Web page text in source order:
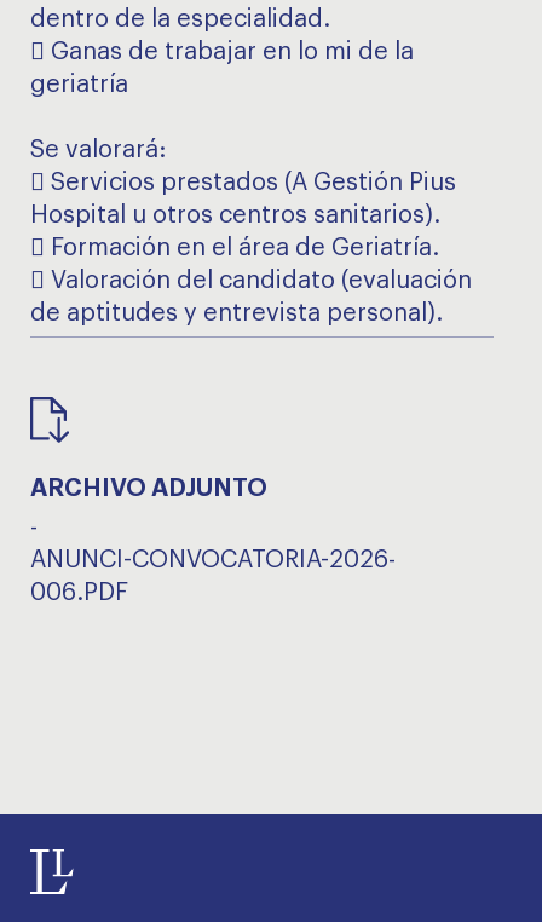
dentro de la especialidad.
 Ganas de trabajar en lo mi de la
geriatría
Se valorará:
 Servicios prestados (A Gestión Pius
Hospital u otros centros sanitarios).
 Formación en el área de Geriatría.
 Valoración del candidato (evaluación
de aptitudes y entrevista personal).
ARCHIVO ADJUNTO
-
ANUNCI-CONVOCATORIA-2026-
006.PDF